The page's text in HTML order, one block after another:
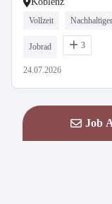
Vollzeit
Jobrad 3
24.07.2026
Job